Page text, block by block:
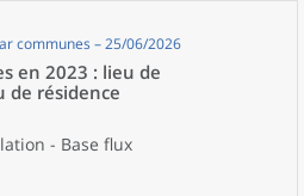
communes – 25/06/2026
en 2023 : lieu de
de résidence
- Base flux